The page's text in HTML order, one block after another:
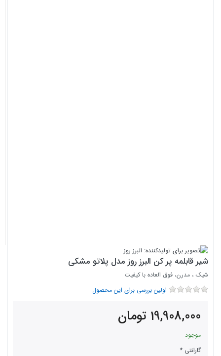
شیر قابلمه پر کن البرز روز مدل پلاتو مشکی
شیک ، مدرن، فوق العاده با کیفیت
اولین بررسی برای این محصول
19,908,000 تومان
موجود
گارانتی